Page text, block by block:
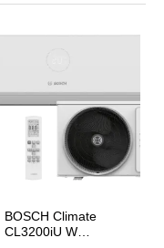
BOSCH Climate
CL3200iU W